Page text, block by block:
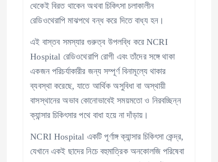
থেকেই বিরত থাকেন অথবা চিকিৎসা চলাকালীন
রেডিওথেরাপি মাঝপথে বন্ধ করে দিতে বাধ্য হন।
এই বাস্তব সমস্যার গুরুত্ব উপলব্ধি করে NCRI
Hospital রেডিওথেরাপি রোগী এবং তাঁদের সঙ্গে থাকা
একজন পরিচর্যাকারীর জন্য সম্পূর্ণ বিনামূল্যে থাকার
ব্যবস্থা করেছে, যাতে আর্থিক অসুবিধা বা অস্থায়ী
বাসস্থানের অভাব কোনোভাবেই সময়মতো ও নিরবচ্ছিন্ন
ক্যান্সার চিকিৎসার পথে বাধা হয়ে না দাঁড়ায়।
NCRI Hospital একটি পূর্ণাঙ্গ ক্যান্সার চিকিৎসা কেন্দ্র,
যেখানে একই ছাদের নিচে বহুমাত্রিক অনকোলজি পরিষেবা